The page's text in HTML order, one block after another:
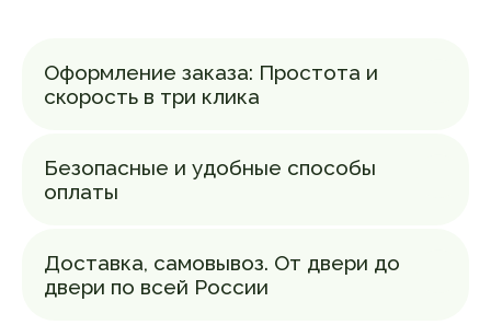
Оформление заказа: Простота и
скорость в три клика
Безопасные и удобные способы
оплаты
Доставка, самовывоз. От двери до
двери по всей России
Каждую бутылочку масла мы отжимаем
под заказ. Это гарантирует максимальную
избежать окисления масел при
длительном хранении и сохраняет все
полезные свойства. Вы получаете
Свежесть